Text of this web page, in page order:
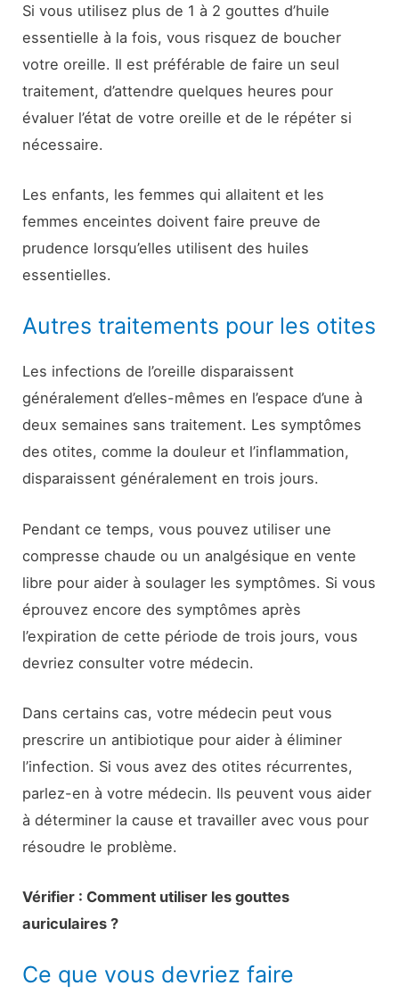
Si vous utilisez plus de 1 à 2 gouttes d’huile
essentielle à la fois, vous risquez de boucher
votre oreille. Il est préférable de faire un seul
traitement, d’attendre quelques heures pour
évaluer l’état de votre oreille et de le répéter si
nécessaire.
Les enfants, les femmes qui allaitent et les
femmes enceintes doivent faire preuve de
prudence lorsqu’elles utilisent des huiles
essentielles.
Autres traitements pour les otites
Les infections de l’oreille disparaissent
généralement d’elles-mêmes en l’espace d’une à
deux semaines sans traitement. Les symptômes
des otites, comme la douleur et l’inflammation,
disparaissent généralement en trois jours.
Pendant ce temps, vous pouvez utiliser une
compresse chaude ou un analgésique en vente
libre pour aider à soulager les symptômes. Si vous
éprouvez encore des symptômes après
l’expiration de cette période de trois jours, vous
devriez consulter votre médecin.
Dans certains cas, votre médecin peut vous
prescrire un antibiotique pour aider à éliminer
l’infection. Si vous avez des otites récurrentes,
parlez-en à votre médecin. Ils peuvent vous aider
à déterminer la cause et travailler avec vous pour
résoudre le problème.
Vérifier : Comment utiliser les gouttes
auriculaires ?
Ce que vous devriez faire